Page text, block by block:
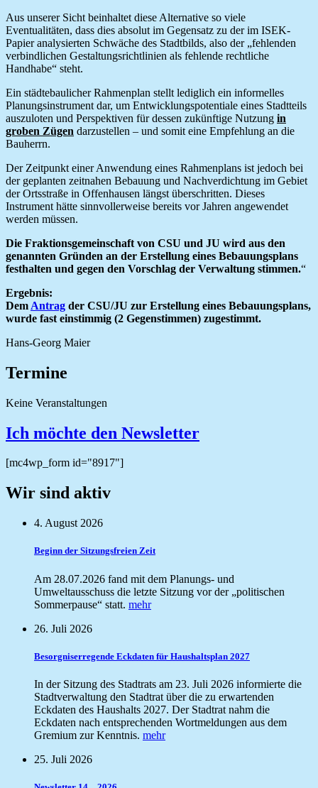
Aus unserer Sicht beinhaltet diese Alternative so viele
Eventualitäten, dass dies absolut im Gegensatz zu der im ISEK-
Papier analysierten Schwäche des Stadtbilds, also der „fehlenden
verbindlichen Gestaltungsrichtlinien als fehlende rechtliche
Handhabe“ steht.
Ein städtebaulicher Rahmenplan stellt lediglich ein informelles
Planungsinstrument dar, um Entwicklungspotentiale eines Stadtteils
auszuloten und Perspektiven für dessen zukünftige Nutzung in
groben Zügen darzustellen – und somit eine Empfehlung an die
Bauherrn.
Der Zeitpunkt einer Anwendung eines Rahmenplans ist jedoch bei
der geplanten zeitnahen Bebauung und Nachverdichtung im Gebiet
der Ortsstraße in Offenhausen längst überschritten. Dieses
Instrument hätte sinnvollerweise bereits vor Jahren angewendet
werden müssen.
Die Fraktionsgemeinschaft von CSU und JU wird aus den
genannten Gründen an der Erstellung eines Bebauungsplans
festhalten und gegen den Vorschlag der Verwaltung stimmen.“
Ergebnis:
Dem Antrag der CSU/JU zur Erstellung eines Bebauungsplans,
wurde fast einstimmig (2 Gegenstimmen) zugestimmt.
Hans-Georg Maier
Termine
Keine Veranstaltungen
Ich möchte den Newsletter
[mc4wp_form id="8917"]
Wir sind aktiv
4. August 2026
Beginn der Sitzungsfreien Zeit
Am 28.07.2026 fand mit dem Planungs- und
Umweltausschuss die letzte Sitzung vor der „politischen
Sommerpause“ statt. mehr
26. Juli 2026
Besorgniserregende Eckdaten für Haushaltsplan 2027
In der Sitzung des Stadtrats am 23. Juli 2026 informierte die
Stadtverwaltung den Stadtrat über die zu erwartenden
Eckdaten des Haushalts 2027. Der Stadtrat nahm die
Eckdaten nach entsprechenden Wortmeldungen aus dem
Gremium zur Kenntnis. mehr
25. Juli 2026